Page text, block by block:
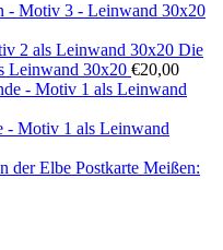
- Motiv 3 - Leinwand 30x20
Die
Leinwand 30x20 €20,00
- Motiv 1 als Leinwand
Postkarte Meißen: